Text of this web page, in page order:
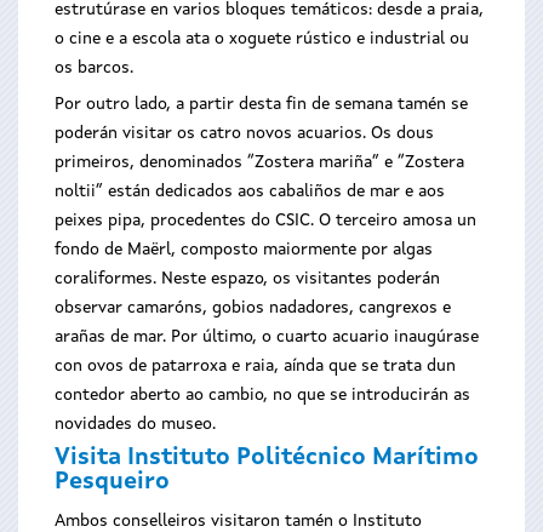
estrutúrase en varios bloques temáticos: desde a praia,
o cine e a escola ata o xoguete rústico e industrial ou
os barcos.
Por outro lado, a partir desta fin de semana tamén se
poderán visitar os catro novos acuarios. Os dous
primeiros, denominados “Zostera mariña” e “Zostera
noltii” están dedicados aos cabaliños de mar e aos
peixes pipa, procedentes do CSIC. O terceiro amosa un
fondo de Maërl, composto maiormente por algas
coraliformes. Neste espazo, os visitantes poderán
observar camaróns, gobios nadadores, cangrexos e
arañas de mar. Por último, o cuarto acuario inaugúrase
con ovos de patarroxa e raia, aínda que se trata dun
contedor aberto ao cambio, no que se introducirán as
novidades do museo.
Visita Instituto Politécnico Marítimo
Pesqueiro
Ambos conselleiros visitaron tamén o Instituto